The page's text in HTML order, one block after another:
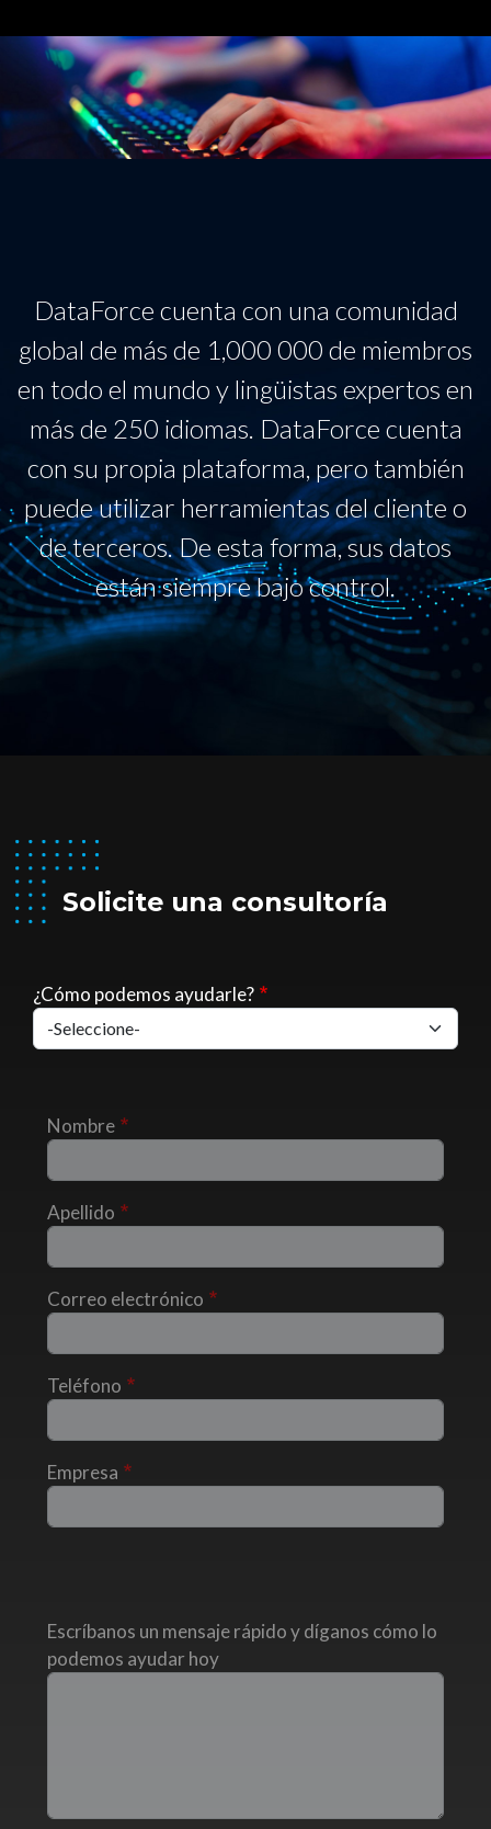
DataForce cuenta con una comunidad
global de más de 1,000 000 de miembros
en todo el mundo y lingüistas expertos en
más de 250 idiomas. DataForce cuenta
con su propia plataforma, pero también
puede utilizar herramientas del cliente o
de terceros. De esta forma, sus datos
están siempre bajo control.
Solicite una consultoría
¿Cómo podemos ayudarle?
Nombre
Apellido
Correo electrónico
Teléfono
Empresa
Escríbanos un mensaje rápido y díganos cómo lo
podemos ayudar hoy